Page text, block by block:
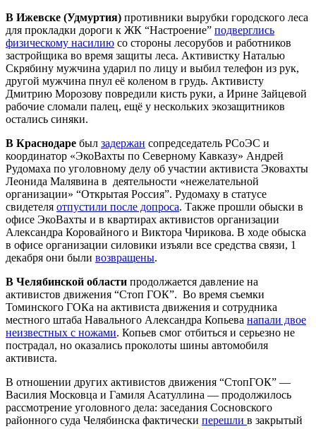
В Ижевске (Удмуртия) противники вырубки городского леса
для прокладки дороги к ЖК “Настроение” подверглись
физическому насилию со стороны лесорубов и работников
застройщика во время защиты леса. Активистку Наталью
Скрябину мужчина ударил по лицу и выбил телефон из рук,
другой мужчина пнул её коленом в грудь. Активисту
Дмитрию Морозову повредили кисть руки, а Ирине Зайцевой
рабочие сломали палец, ещё у нескольких экозащитников
остались синяки.
В Краснодаре был задержан сопредседатель РСоЭС и
координатор «ЭкоВахты по Северному Кавказу» Андрей
Рудомаха по уголовному делу об участии активиста Эковахты
Леонида Малявина в деятельности «нежелательной
организации» “Открытая Россия”. Рудомаху в статусе
свидетеля отпустили после допроса. Также прошли обыски в
офисе ЭкоВахты и в квартирах активистов организации
Александра Коровайного и Виктора Чирикова. В ходе обыска
в офисе организации силовики изъяли все средства связи, 1
декабря они были возвращены.
В Челябинской области продолжается давление на
активистов движения “Стоп ГОК”. Во время съемки
Томинского ГОКа на активиста движения и сотрудника
местного штаба Навального Александра Копьева напали двое
неизвестных с ножами. Копьев смог отбиться и серьезно не
пострадал, но оказались проколоты шины автомобиля
активиста.
В отношении других активистов движения “СтопГОК” —
Василия Московца и Гамиля Асатуллина — продолжилось
рассмотрение уголовного дела: заседания Сосновского
районного суда Челябинска фактически перешли в закрытый